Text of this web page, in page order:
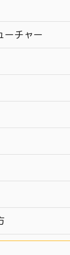
ーチャー